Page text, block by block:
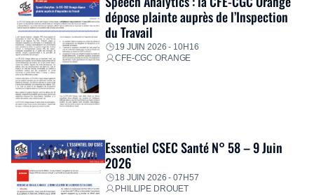
dépose plainte auprès de l’Inspection
du Travail
19 JUIN 2026 - 10H16
CFE-CGC ORANGE
Essentiel CSEC Santé N° 58 – 9 Juin
2026
18 JUIN 2026 - 07H57
PHILLIPE DROUET